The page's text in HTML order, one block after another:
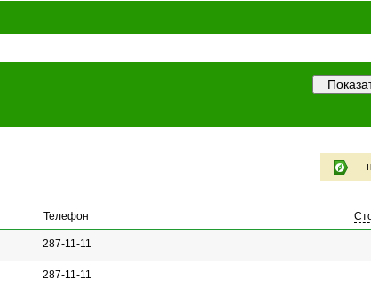
—
Телефон
287-11-11
287-11-11